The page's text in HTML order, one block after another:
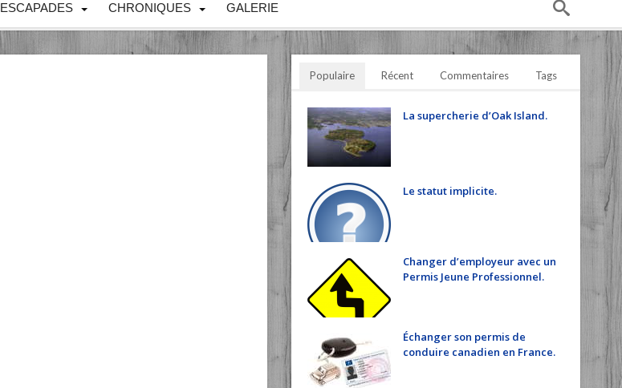
ESCAPADES CHRONIQUES GALERIE
Populaire Récent Commentaires Tags
La supercherie d’Oak Island.
Le statut implicite.
Changer d’employeur avec un
Permis Jeune Professionnel.
Échanger son permis de
conduire canadien en France.